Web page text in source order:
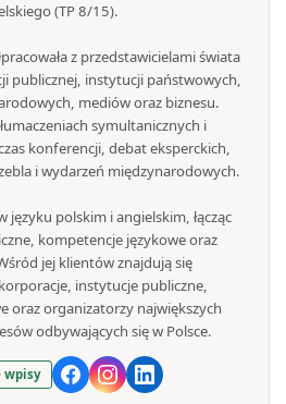
(TP 8/15).
z przedstawicielami świata
publicznej, instytucji państwowych,
mediów oraz biznesu.
symultanicznych i
konferencji, debat eksperckich,
i wydarzeń międzynarodowych.
języku polskim i angielskim, łącząc
kompetencje językowe oraz
jej klientów znajdują się
instytucje publiczne,
oraz organizatorzy największych
odbywających się w Polsce.
wpisy